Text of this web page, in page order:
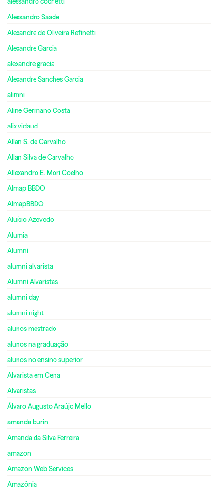
Alessandro Saade
Alexandre de Oliveira Refinetti
Alexandre Garcia
alexandre gracia
Alexandre Sanches Garcia
alimni
Aline Germano Costa
alix vidaud
Allan S. de Carvalho
Allan Silva de Carvalho
Allexandro E. Mori Coelho
Almap BBDO
AlmapBBDO
Aluísio Azevedo
Alumia
Alumni
alumni alvarista
Alumni Alvaristas
alumni day
alumni night
alunos mestrado
alunos na graduação
alunos no ensino superior
Alvarista em Cena
Alvaristas
Álvaro Augusto Araújo Mello
amanda burin
Amanda da Silva Ferreira
amazon
Amazon Web Services
Amazônia